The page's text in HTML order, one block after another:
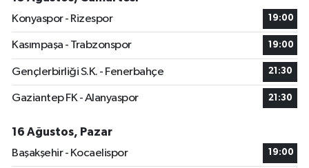
Konyaspor - Rizespor
19:00
Kasımpaşa - Trabzonspor 19:00
Gençlerbirliği S.K. - Fenerbahçe 21:30
Gaziantep FK - Alanyaspor 21:30
16 Ağustos, Pazar
Başakşehir - Kocaelispor
19:00